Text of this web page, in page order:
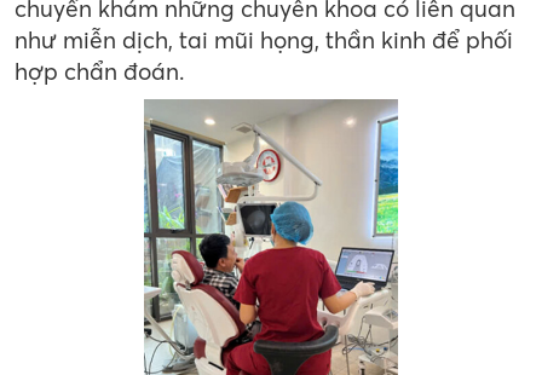
chuyển khám những chuyên khoa có liên quan
như miễn dịch, tai mũi họng, thần kinh để phối
hợp chẩn đoán.